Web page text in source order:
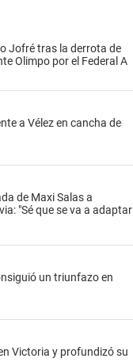
Jofré tras la derrota de
Olimpo por el Federal A
a Vélez en cancha de
de Maxi Salas a
"Sé que se va a adaptar
un triunfazo en
Victoria y profundizó su